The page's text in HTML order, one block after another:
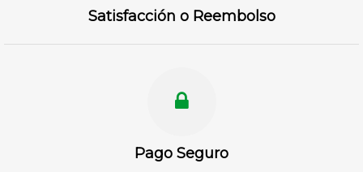
Satisfacción o Reembolso
Pago Seguro